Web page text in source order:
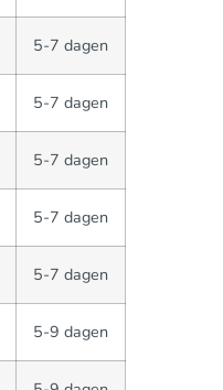
5-7 dagen
5-7 dagen
5-7 dagen
5-7 dagen
5-7 dagen
5-9 dagen